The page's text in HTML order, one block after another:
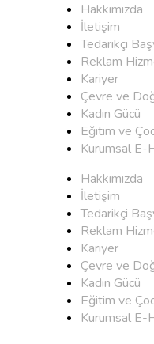
Hakkımızda
İletişim
Tedarikçi
Reklam
Kariyer
Çevre ve
Kadın Gücü
Eğitim ve
Kurumsal E-
Hakkımızda
İletişim
Tedarikçi
Reklam
Kariyer
Çevre ve
Kadın Gücü
Eğitim ve
Kurumsal E-